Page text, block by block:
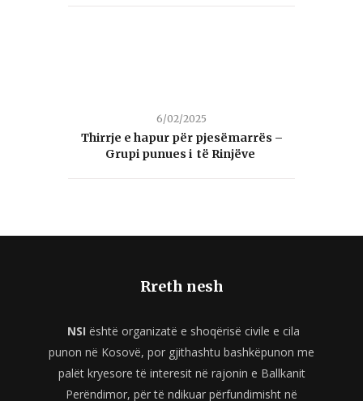
6/02/2025
Thirrje e hapur për pjesëmarrës –
Grupi punues i të Rinjëve
Rreth nesh
NSI është organizatë e shoqërisë civile e cila
punon në Kosovë, por gjithashtu bashkëpunon me
palët kryesore të interesit në rajonin e Ballkanit
Perëndimor, për të ndikuar përfundimisht në